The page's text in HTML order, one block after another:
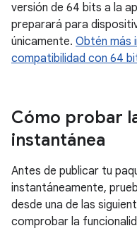
versión de 64 bits a la
preparará para
únicamente. Obtén más
compatibilidad con 64
Cómo probar
instantánea
Antes de publicar tu
instantáneamente,
desde una de las
comprobar la